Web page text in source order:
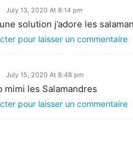
July 13, 2020 At 8:14 pm
solution j’adore les
pour laisser un commentaire
July 15, 2020 At 8:48 pm
mimi les Salamandres
pour laisser un commentaire